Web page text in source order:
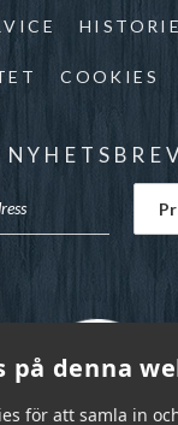
på denna
för att samla in
COOKIES